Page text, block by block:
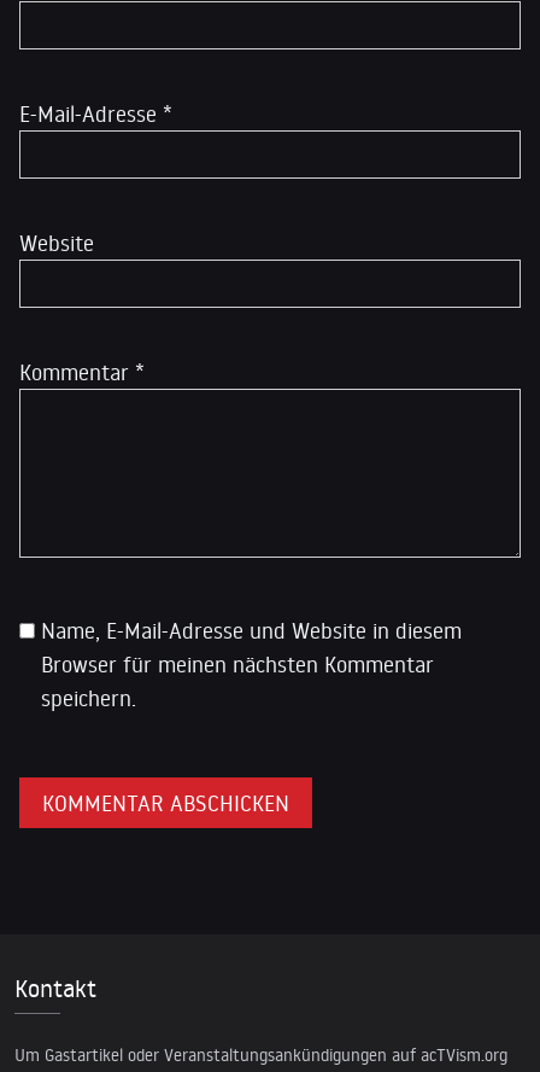
Kommentar *
E-Mail-Adresse *
Website
Name, E-Mail-Adresse und Website in diesem
Browser für meinen nächsten Kommentar
speichern.
Kontakt
Um Gastartikel oder Veranstaltungsankündigungen auf acTVism.org